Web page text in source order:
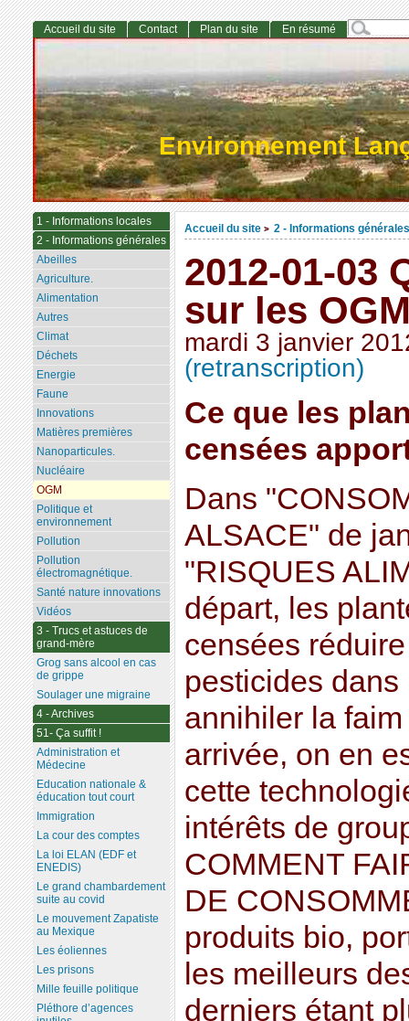
Environnement
Accueil du site > 2 - Informations générales
2012-01-03
sur les
mardi 3 janvier
(retranscription)
Ce que les
censées
Dans
ALSACE" de
"RISQUES
départ, les
censées
pesticides dans
annihiler la faim
arrivée, on en
cette
intérêts de
COMMENT
DE
produits bio,
les meilleurs
derniers étant
Accueil du site Contact Plan du site En résumé
1 - Informations locales
2 - Informations générales
Abeilles
Agriculture.
Alimentation
Autres
Climat
Déchets
Energie
Faune
Innovations
Matières premières
Nanoparticules.
Nucléaire
OGM
Politique et
environnement
Pollution
Pollution
électromagnétique.
Santé nature innovations
Vidéos
3 - Trucs et astuces de
grand-mère
Grog sans alcool en cas
de grippe
Soulager une migraine
4 - Archives
51- Ça suffit !
Administration et
Médecine
Education nationale &
éducation tout court
Immigration
La cour des comptes
La loi ELAN (EDF et
ENEDIS)
Le grand chambardement
suite au covid
Le mouvement Zapatiste
au Mexique
Les éoliennes
Les prisons
Mille feuille politique
Pléthore d’agences